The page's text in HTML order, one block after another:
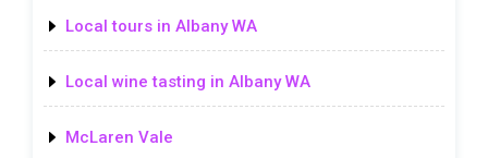
Local tours in Albany WA
Local wine tasting in Albany WA
McLaren Vale